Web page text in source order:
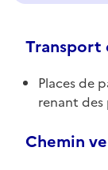
Places de
renant des
Chemin